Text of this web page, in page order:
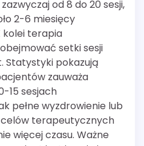
od 8 do 20 sesji,
2-6 miesięcy
kolei terapia
setki sesji
Statystyki pokazują
zauważa
15 sesjach
pełne wyzdrowienie lub
terapeutycznych
więcej czasu. Ważne